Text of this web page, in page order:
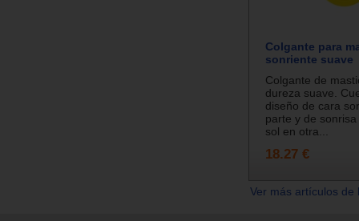
Colgante para
sonriente suave
Colgante de
dureza suave.
diseño de cara
parte y de
sol en otra...
18.27 €
Ver más artículos